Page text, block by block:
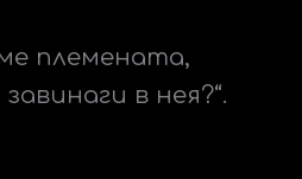
племената,
в нея?“.